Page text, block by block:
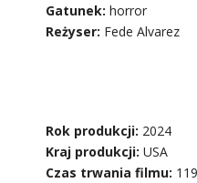
Gatunek: horror
Reżyser: Fede Alvarez
Rok produkcji: 2024
Kraj produkcji: USA
Czas trwania filmu: